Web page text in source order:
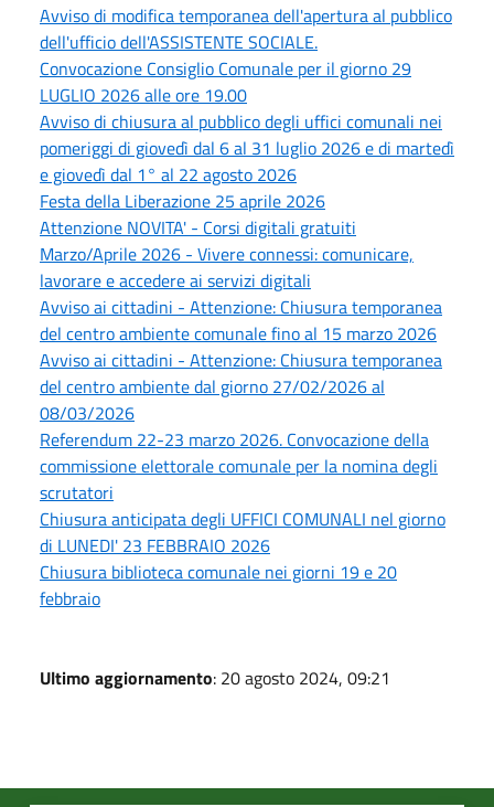
Avviso di modifica temporanea dell'apertura al pubblico
dell'ufficio dell'ASSISTENTE SOCIALE.
Convocazione Consiglio Comunale per il giorno 29
LUGLIO 2026 alle ore 19.00
Avviso di chiusura al pubblico degli uffici comunali nei
pomeriggi di giovedì dal 6 al 31 luglio 2026 e di martedì
e giovedì dal 1° al 22 agosto 2026
Festa della Liberazione 25 aprile 2026
Attenzione NOVITA' - Corsi digitali gratuiti
Marzo/Aprile 2026 - Vivere connessi: comunicare,
lavorare e accedere ai servizi digitali
Avviso ai cittadini - Attenzione: Chiusura temporanea
del centro ambiente comunale fino al 15 marzo 2026
Avviso ai cittadini - Attenzione: Chiusura temporanea
del centro ambiente dal giorno 27/02/2026 al
08/03/2026
Referendum 22-23 marzo 2026. Convocazione della
commissione elettorale comunale per la nomina degli
scrutatori
Chiusura anticipata degli UFFICI COMUNALI nel giorno
di LUNEDI' 23 FEBBRAIO 2026
Chiusura biblioteca comunale nei giorni 19 e 20
febbraio
Ultimo aggiornamento: 20 agosto 2024, 09:21